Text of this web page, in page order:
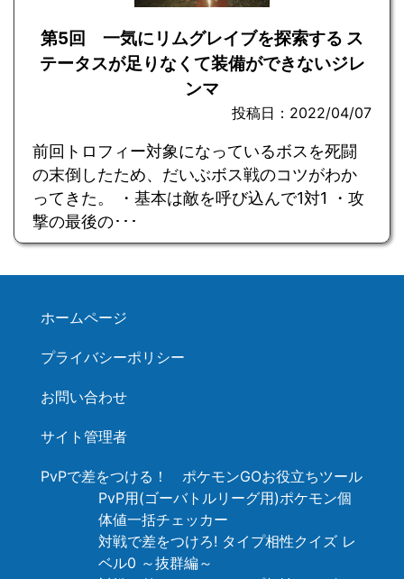
第5回 一気にリムグレイブを探索する ス
テータスが足りなくて装備ができないジレ
ンマ
投稿日：2022/04/07
前回トロフィー対象になっているボスを死闘
の末倒したため、だいぶボス戦のコツがわか
ってきた。 ・基本は敵を呼び込んで1対1 ・攻
撃の最後の･･･
ホームページ
プライバシーポリシー
お問い合わせ
サイト管理者
PvPで差をつける！ ポケモンGOお役立ちツール
PvP用(ゴーバトルリーグ用)ポケモン個
体値一括チェッカー
対戦で差をつけろ! タイプ相性クイズ レ
ベル0 ～抜群編～